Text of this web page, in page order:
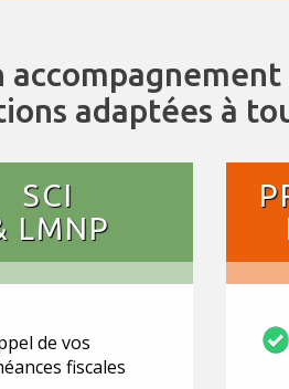
adaptées à
SCI
LMNP
de vos
fiscales